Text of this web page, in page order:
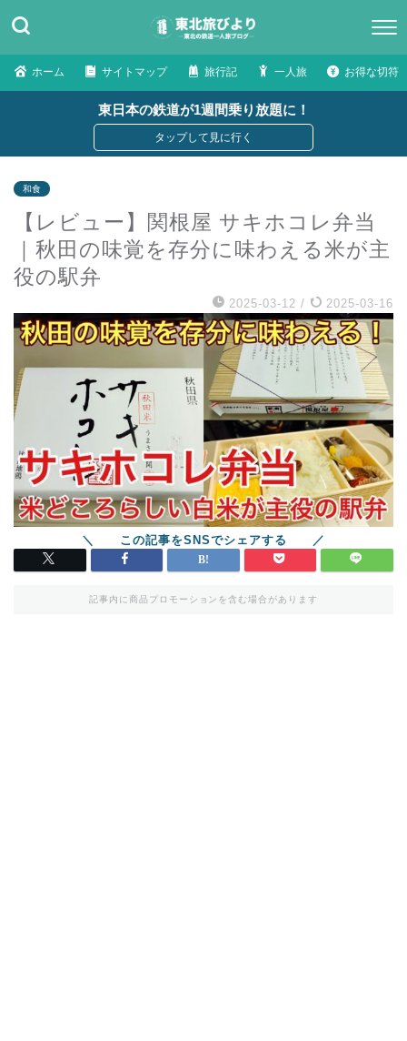
ホーム サイトマップ 旅行記 一人旅 お得な切符
東日本の鉄道が1週間乗り放題に！
和食
【レビュー】関根屋 サキホコレ弁当
｜秋田の味覚を存分に味わえる米が主
役の駅弁
2025-03-12 / 2025-03-16
記事内に商品プロモーションを含む場合があります